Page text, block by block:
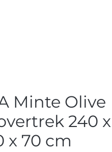
Minte Olive
240 x
x 70 cm